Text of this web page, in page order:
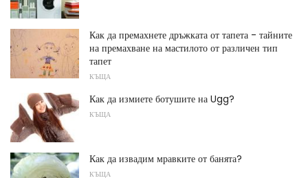
Как да премахнете дръжката от тапета - тайните
на премахване на мастилото от различен тип
тапет
КЪЩА
Как да измиете ботушите на Ugg?
КЪЩА
Как да извадим мравките от банята?
КЪЩА